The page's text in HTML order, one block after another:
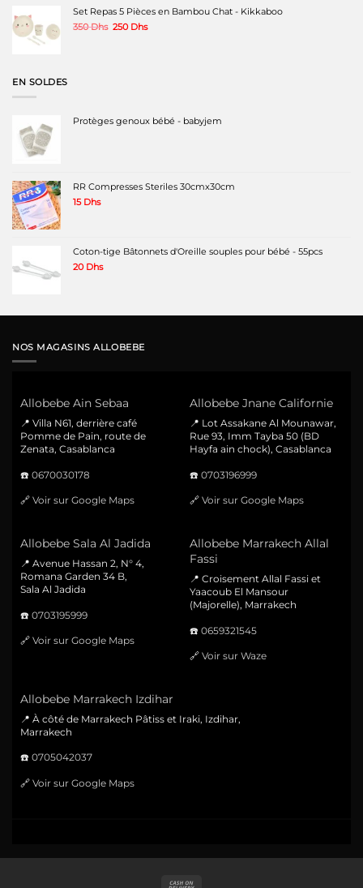
1200 Dhs. 850 Dhs.
Set Repas 5 Pièces en Bambou Chat - Kikkaboo
350Dhs Le
250 DhsLe
EN SOLDES
Protèges genoux bébé - babyjem
RR Compresses Steriles 30cmx30cm
15 Dhs
Coton-tige Bâtonnets d'Oreille souples pour bébé - 55pcs
20 Dhs
NOS MAGASINS ALLOBEBE
Allobebe Ain Sebaa
📍 Villa N61, derrière café
Pomme de Pain, route de
Zenata, Casablanca
☎️ 0670030178
🔗 Voir sur Google Maps
Allobebe Jnane Californie
📍 Lot Assakane Al Mounawar,
Rue 93, Imm Tayba 50 (BD
Hayfa ain chock), Casablanca
☎️ 0703196999
🔗 Voir sur Google Maps
Allobebe Sala Al Jadida
📍 Avenue Hassan 2, N° 4,
Romana Garden 34 B,
Sala Al Jadida
☎️ 0703195999
🔗 Voir sur Google Maps
Allobebe Marrakech Allal
Fassi
📍 Croisement Allal Fassi et
Yaacoub El Mansour
(Majorelle), Marrakech
☎️ 0659321545
🔗 Voir sur Waze
Allobebe Marrakech Izdihar
📍 À côté de Marrakech Pâtiss et Iraki, Izdihar,
Marrakech
☎️ 0705042037
🔗 Voir sur Google Maps